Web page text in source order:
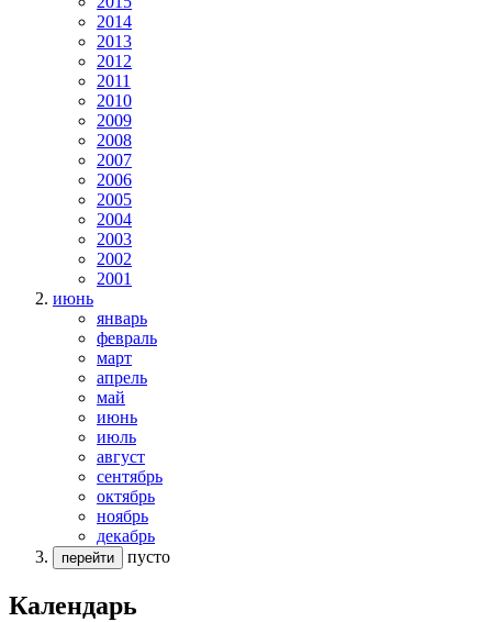
2014
2013
2012
2011
2010
2009
2008
2007
2006
2005
2004
2003
2002
2001
июнь
январь
февраль
март
апрель
май
июнь
июль
август
сентябрь
октябрь
ноябрь
декабрь
перейти пусто
Календарь